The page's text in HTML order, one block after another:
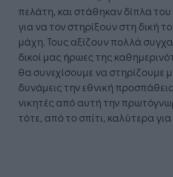
πελάτη, και στάθηκαν δίπλα
για να τον στηρίξουν στη δική
μάχη. Τους αξίζουν πολλά
δικοί μας ήρωες της
θα συνεχίσουμε να στηρίζουμε
δυνάμεις την εθνική
νικητές από αυτή την
τότε, από το σπίτι, καλύτερα